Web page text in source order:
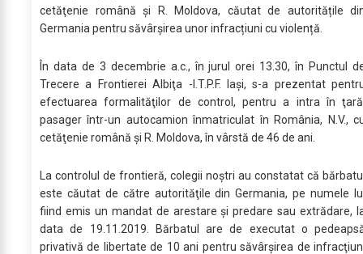
cetăţenie română şi R. Moldova, căutat de autoritățile
Germania pentru săvârșirea unor infracțiuni cu violență.
În data de 3 decembrie a.c., în jurul orei 13.30, în Punctul
Trecere a Frontierei Albiţa -I.T.P.F. Iaşi, s-a prezentat
efectuarea formalităţilor de control, pentru a intra în
pasager într-un autocamion înmatriculat în România, N.V.,
cetăţenie română şi R. Moldova, în vârstă de 46 de ani.
La controlul de frontieră, colegii noştri au constatat că
este căutat de către autorităţile din Germania, pe numele
fiind emis un mandat de arestare şi predare sau extrădare,
data de 19.11.2019. Bărbatul are de executat o
privativă de libertate de 10 ani pentru săvârşirea de